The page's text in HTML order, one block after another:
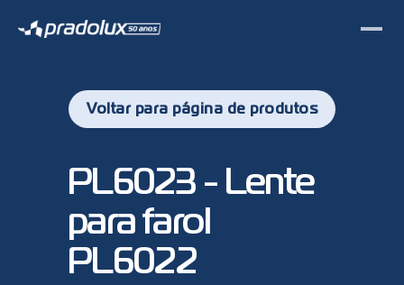
Voltar para página de produtos
PL6023 - Lente
para farol
PL6022